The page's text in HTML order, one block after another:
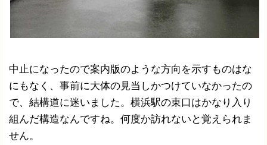
中止になったので案内版のような方向を示すものはな
にもなく、事前に大体の見当しかつけていなかったの
で、結構道に迷いました。横浜駅の東口はかなり入り
組んだ構造なんですね。何度か訪れないと覚えられま
せん。